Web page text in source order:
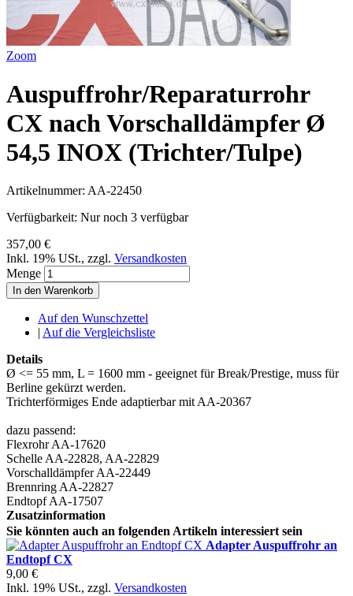
Zoom
Auspuffrohr/Reparaturrohr
CX nach Vorschalldämpfer Ø
54,5 INOX (Trichter/Tulpe)
Artikelnummer: AA-22450
Verfügbarkeit: Nur noch 3 verfügbar
357,00 €
Inkl. 19% USt., zzgl. Versandkosten
Menge
In den Warenkorb
Auf den Wunschzettel
| Auf die Vergleichsliste
Details
Ø <= 55 mm, L = 1600 mm - geeignet für Break/Prestige, muss für
Berline gekürzt werden.
Trichterförmiges Ende adaptierbar mit AA-20367
dazu passend:
Flexrohr AA-17620
Schelle AA-22828, AA-22829
Vorschalldämpfer AA-22449
Brennring AA-22827
Endtopf AA-17507
Zusatzinformation
Sie könnten auch an folgenden Artikeln interessiert sein
Adapter Auspuffrohr an
Endtopf CX
9,00 €
Inkl. 19% USt., zzgl. Versandkosten